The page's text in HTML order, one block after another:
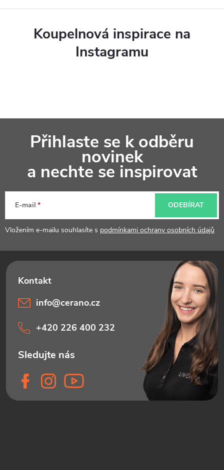
k
s
Koupelnová inspirace na
Instagramu
a
Přihlaste se k odběru
novinek
a nechte se inspirovat
E-mail
Vložením e-mailu souhlasíte s podmínkami ochrany osobních údajů
ODEBÍRAT
info@cerano.cz
+420 226 400 232